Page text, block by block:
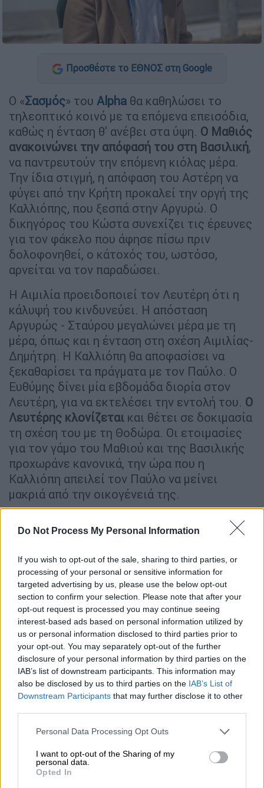
Do Not Process My Personal Information
If you wish to opt-out of the sale, sharing to third parties, or
processing of your personal or sensitive information for
targeted advertising by us, please use the below opt-out
section to confirm your selection. Please note that after your
opt-out request is processed you may continue seeing
interest-based ads based on personal information utilized by
us or personal information disclosed to third parties prior to
your opt-out. You may separately opt-out of the further
disclosure of your personal information by third parties on the
IAB’s list of downstream participants. This information may
also be disclosed by us to third parties on the IAB’s List of
Downstream Participants that may further disclose it to other
Please note that this website/app uses one or more Google
not limited to your visit or usage behaviour. You may click to
grant or deny consent to Google and its third-party tags to
use your data for below specified purposes in below Google
Personal Data Processing Opt Outs
I want to opt-out of the Sharing of my
personal data.
Opted In
Προσθέστε το ΕΘΝΟΣ στη Google
Ο «Σασμός» του Alpha θα καθηλώσει το
τηλεοπτικό κοινό με τα επόμενα επεισόδια,
καθώς η ένταση θ' ανέβει στα ύψη. Ο Μαθιός
ανακοινώνει την απόφασή του στη Βασιλική,
να παντρευτούν την επόμενη κιόλας μέρα.
Την ίδια στιγμή, η απόφαση του Αστέρη να
φύγει από την Κρήτη προκαλεί την οργή της
Καλλιόπης, που ξεσπά στην Αργυρώ. Ο
δικηγόρος του Κώστα συνεχίζει τις έρευνες
για τον φάκελο που άφησε πίσω πριν
δολοφονηθεί, ο κάτοχός του, ωστόσο,
αρνείται να τον παραδώσει.
Η Αιμιλία προειδοποιεί τον Λευτέρη ότι η
κάλυψή του κινδυνεύει. Η απόσταση
Αργυρώς - Σταύρου μεγαλώνει μέρα με τη
μέρα, όπως και η ένταση στη σχέση Αιμιλίας-
Δημήτρη. Η Καλλιόπη θα αποφασίσει να
ξεκαθαρίσει τα πράγματα με τον Παύλο. Ο
Ευθύμης δίνει μία εβδομάδα διορία στον
Λευτέρη, για να εκτελέσει την εντολή του. Ο
Λευτέρης κλονίζεται και θέτει σε δοκιμασία
τη σχέση του με τη Θοδώρα. Οι ετοιμασίες
για τον γάμο του Μαθιού και της Βασιλικής
προχωράνε κανονικά, την ώρα που η
Καλλιόπη απειλεί τον Παύλο να μείνει
μακριά από την οικογένειά της.
video
Η κατάρρευση του παπα Μιχάλη
ταράζει τους πάντες στο χωριό
Ο Σταύρος ζητά συγγνώμη από τη Μαρίνα για
τη συμπεριφορά του, η σχέση του με την
Αργυρώ ωστόσο, πάει από το κακό στο
χειρότερο.Ο Αστέρης ανακοινώνει στην
Αργυρώ ότι φεύγει για πάντα από το νησί